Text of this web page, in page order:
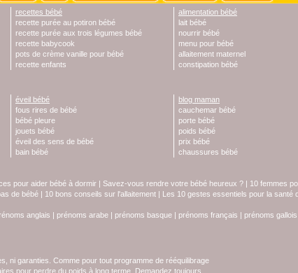
recettes bébé
recette purée au potiron bébé
recette purée aux trois légumes bébé
recette babycook
pots de crème vanille pour bébé
recette enfants
alimentation bébé
lait bébé
nourrir bébé
menu pour bébé
allaitement maternel
constipation bébé
éveil bébé
fous rires de bébé
bébé pleure
jouets bébé
éveil des sens de bébé
bain bébé
blog maman
cauchemar bébé
porte bébé
poids bébé
prix bébé
chaussures bébé
pour aider bébé à dormir | Savez-vous rendre votre bébé heureux ? | 10 femmes
de bébé | 10 bons conseils sur l'allaitement | Les 10 gestes essentiels pour la santé
anglais | prénoms arabe | prénoms basque | prénoms français | prénoms gallois
ni garanties. Comme pour tout programme de rééquilibrage
pour perdre du poids à long terme. Demandez toujours